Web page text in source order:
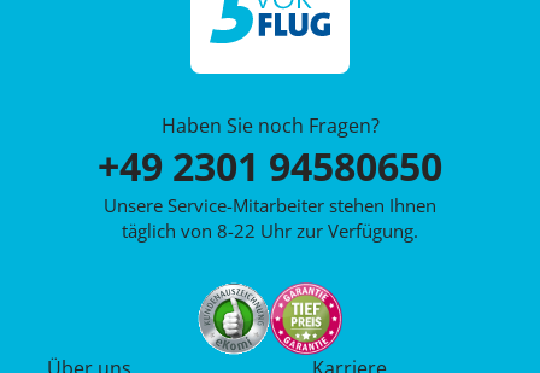
Haben Sie noch Fragen?
+49 2301 94580650
Unsere Service-Mitarbeiter stehen Ihnen
täglich von 8-22 Uhr zur Verfügung.